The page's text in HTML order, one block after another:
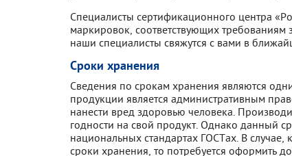
Специалисты сертификационного центра
маркировок, соответствующих требованиям
наши специалисты свяжутся с вами в
Сроки хранения
Сведения по срокам хранения являются
продукции является административным
нанести вред здоровью человека.
годности на свой продукт. Однако данный
национальных стандартах ГОСТах. В случае,
сроки хранения, то потребуется оформить